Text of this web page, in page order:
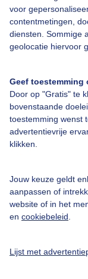
voor
contentmetingen,
diensten. Sommige
geolocatie hiervoor
Geef toestemming
Door op "Gratis" te
bovenstaande
toestemming wenst
advertentievrije
klikken.
Jouw keuze geldt
aanpassen of
website of in het
en cookiebeleid
Lijst met
Over
Contact
Toegankelijkheid
Privacy beleid
Cookie beleid
Gratis weerdata